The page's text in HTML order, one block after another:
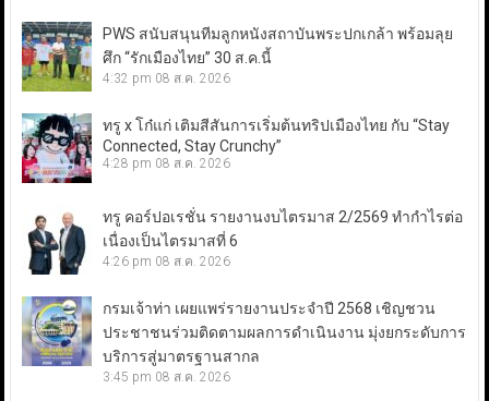
PWS สนับสนุนทีมลูกหนังสถาบันพระปกเกล้า พร้อมลุย
ศึก “รักเมืองไทย” 30 ส.ค.นี้
4:32 pm 08 ส.ค. 2026
ทรู x โก๋แก่ เติมสีสันการเริ่มต้นทริปเมืองไทย กับ “Stay
Connected, Stay Crunchy”
4:28 pm 08 ส.ค. 2026
ทรู คอร์ปอเรชั่น รายงานงบไตรมาส 2/2569 ทำกำไรต่อ
เนื่องเป็นไตรมาสที่ 6
4:26 pm 08 ส.ค. 2026
กรมเจ้าท่า เผยแพร่รายงานประจำปี 2568 เชิญชวน
ประชาชนร่วมติดตามผลการดำเนินงาน มุ่งยกระดับการ
บริการสู่มาตรฐานสากล
3:45 pm 08 ส.ค. 2026